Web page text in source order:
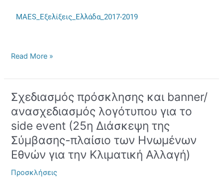
MAES_Εξελίξεις_Ελλάδα_2017-2019
Read More »
Σχεδιασμός πρόσκλησης και banner/
ανασχεδιασμός λογότυπου για το
side event (25η Διάσκεψη της
Σύμβασης-πλαίσιο των Ηνωμένων
Εθνών για την Κλιματική Αλλαγή)
Προσκλήσεις
Σχεδιασμός
πρόσκλησης
και
banner/
ανασχεδιασμός
λογότυπου
για
το